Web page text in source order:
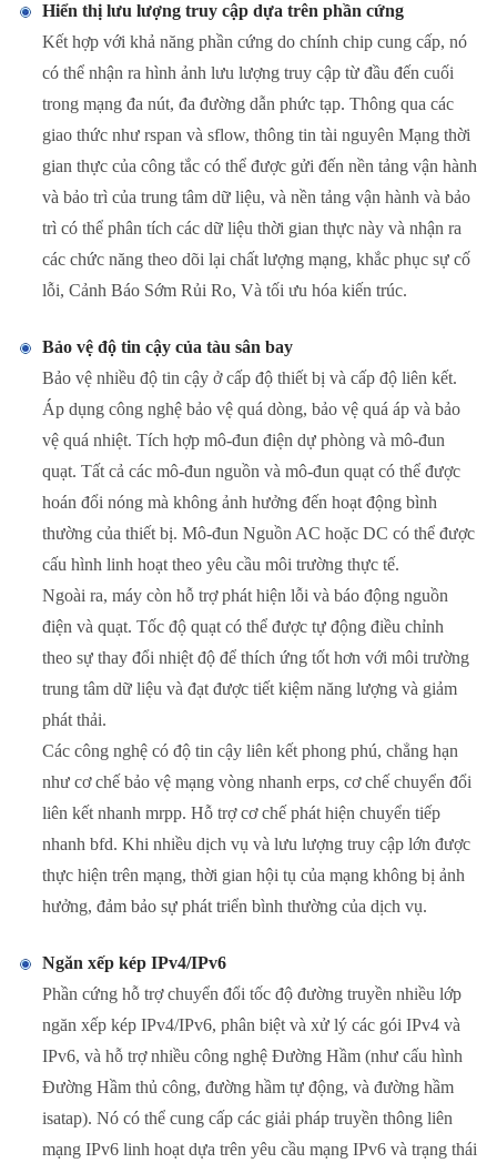
Hiển thị lưu lượng truy cập dựa trên phần cứng
Kết hợp với khả năng phần cứng do chính chip cung cấp, nó
có thể nhận ra hình ảnh lưu lượng truy cập từ đầu đến cuối
trong mạng đa nút, đa đường dẫn phức tạp. Thông qua các
giao thức như rspan và sflow, thông tin tài nguyên Mạng thời
gian thực của công tắc có thể được gửi đến nền tảng vận hành
và bảo trì của trung tâm dữ liệu, và nền tảng vận hành và bảo
trì có thể phân tích các dữ liệu thời gian thực này và nhận ra
các chức năng theo dõi lại chất lượng mạng, khắc phục sự cố
lỗi, Cảnh Báo Sớm Rủi Ro, Và tối ưu hóa kiến trúc.
Bảo vệ độ tin cậy của tàu sân bay
Bảo vệ nhiều độ tin cậy ở cấp độ thiết bị và cấp độ liên kết.
Áp dụng công nghệ bảo vệ quá dòng, bảo vệ quá áp và bảo
vệ quá nhiệt. Tích hợp mô-đun điện dự phòng và mô-đun
quạt. Tất cả các mô-đun nguồn và mô-đun quạt có thể được
hoán đổi nóng mà không ảnh hưởng đến hoạt động bình
thường của thiết bị. Mô-đun Nguồn AC hoặc DC có thể được
cấu hình linh hoạt theo yêu cầu môi trường thực tế.
Ngoài ra, máy còn hỗ trợ phát hiện lỗi và báo động nguồn
điện và quạt. Tốc độ quạt có thể được tự động điều chỉnh
theo sự thay đổi nhiệt độ để thích ứng tốt hơn với môi trường
trung tâm dữ liệu và đạt được tiết kiệm năng lượng và giảm
phát thải.
Các công nghệ có độ tin cậy liên kết phong phú, chẳng hạn
như cơ chế bảo vệ mạng vòng nhanh erps, cơ chế chuyển đổi
liên kết nhanh mrpp. Hỗ trợ cơ chế phát hiện chuyển tiếp
nhanh bfd. Khi nhiều dịch vụ và lưu lượng truy cập lớn được
thực hiện trên mạng, thời gian hội tụ của mạng không bị ảnh
hưởng, đảm bảo sự phát triển bình thường của dịch vụ.
Ngăn xếp kép IPv4/IPv6
Phần cứng hỗ trợ chuyển đổi tốc độ đường truyền nhiều lớp
ngăn xếp kép IPv4/IPv6, phân biệt và xử lý các gói IPv4 và
IPv6, và hỗ trợ nhiều công nghệ Đường Hầm (như cấu hình
Đường Hầm thủ công, đường hầm tự động, và đường hầm
isatap). Nó có thể cung cấp các giải pháp truyền thông liên
mạng IPv6 linh hoạt dựa trên yêu cầu mạng IPv6 và trạng thái